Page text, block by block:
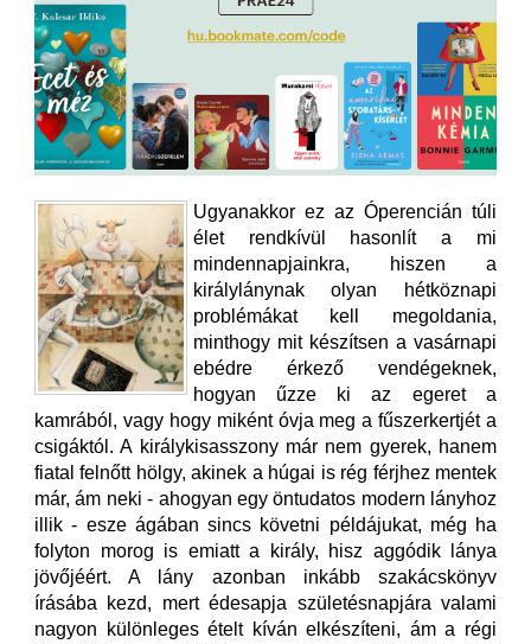
Ugyanakkor ez az Óperencián túli
élet rendkívül hasonlít a mi
mindennapjainkra, hiszen a
királylánynak olyan hétköznapi
problémákat kell megoldania,
minthogy mit készítsen a vasárnapi
ebédre érkező vendégeknek,
hogyan űzze ki az egeret a
kamrából, vagy hogy miként óvja meg a fűszerkertjét a
csigáktól. A királykisasszony már nem gyerek, hanem
fiatal felnőtt hölgy, akinek a húgai is rég férjhez mentek
már, ám neki - ahogyan egy öntudatos modern lányhoz
illik - esze ágában sincs követni példájukat, még ha
folyton morog is emiatt a király, hisz aggódik lánya
jövőjéért. A lány azonban inkább szakácskönyv
írásába kezd, mert édesapja születésnapjára valami
nagyon különleges ételt kíván elkészíteni, ám a régi